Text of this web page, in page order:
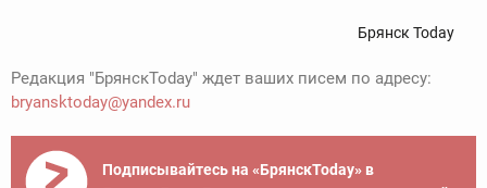
Брянск Today
Редакция "БрянскToday" ждет ваших писем по адресу:
bryansktoday@yandex.ru
Подписывайтесь на «БрянскToday» в